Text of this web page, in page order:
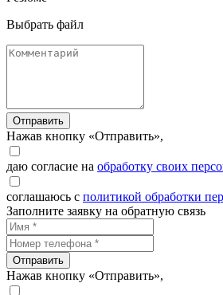
Выбрать файл
Отправить
Нажав кнопку «Отправить»,
даю согласие на обработку своих
соглашаюсь с политикой обработки
Заполните заявку на обратную связь
Отправить
Нажав кнопку «Отправить»,